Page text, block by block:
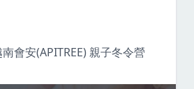
會安(APITREE) 親子冬令營